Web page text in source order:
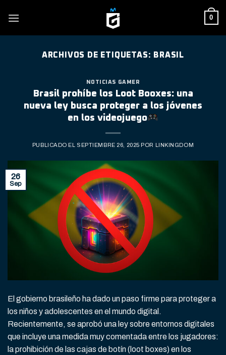
0
ARCHIVOS DE ETIQUETAS: BRASIL
NOTICIAS GAMER
Brasil prohíbe los Loot Booxes: una
nueva ley busca proteger a los jóvenes
en los videojuego
PUBLICADO EL SEPTIEMBRE 26, 2025 POR LINKINGDOM
26
Sep
El gobierno brasileño ha dado un paso firme para proteger a
los niños y adolescentes en el mundo digital.
Recientemente, se aprobó una ley sobre entornos digitales
que incluye una medida muy comentada entre los jugadores:
la prohibición de las cajas de botín (loot boxes) en los